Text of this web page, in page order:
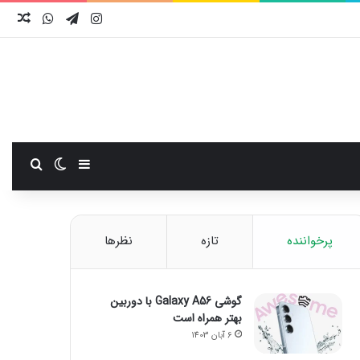
اینستاگرام
تلگرام واتس
سایدبارتغییر
پرخواننده تازه نظرها
گوشی Galaxy A56 با دوربین
بهتر همراه است
6 آبان 1403